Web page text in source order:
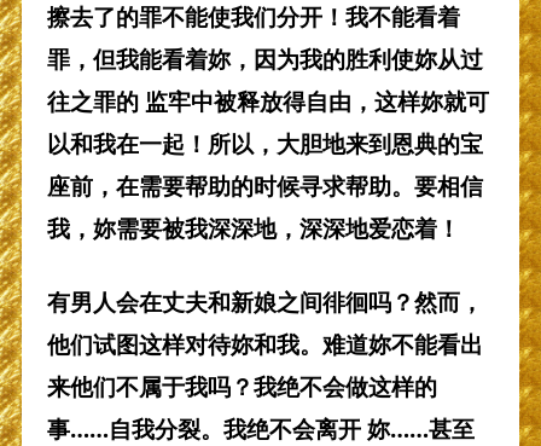
擦去了的罪不能使我们分开！我不能看着
罪，但我能看着妳，因为我的胜利使妳从过
往之罪的 监牢中被释放得自由，这样妳就可
以和我在一起！所以，大胆地来到恩典的宝
座前，在需要帮助的时候寻求帮助。要相信
我，妳需要被我深深地，深深地爱恋着！
有男人会在丈夫和新娘之间徘徊吗？然而，
他们试图这样对待妳和我。难道妳不能看出
来他们不属于我吗？我绝不会做这样的
事……自我分裂。我绝不会离开 妳……甚至